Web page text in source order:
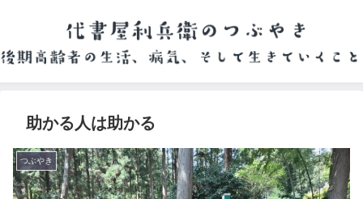
助かる人は助かる
つぶやき